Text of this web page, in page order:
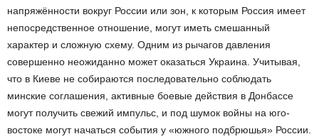
напряжённости вокруг России или зон, к которым Россия имеет
непосредственное отношение, могут иметь смешанный
характер и сложную схему. Одним из рычагов давления
совершенно неожиданно может оказаться Украина. Учитывая,
что в Киеве не собираются последовательно соблюдать
минские соглашения, активные боевые действия в Донбассе
могут получить свежий импульс, и под шумок войны на юго-
востоке могут начаться события у «южного подбрюшья» России.